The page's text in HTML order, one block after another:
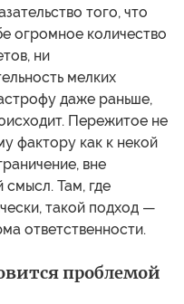
того, что
огромное количество
ни
мелких
даже раньше,
Пережитое не
фактору как к некой
вне
смысл. Там, где
такой подход —
ответственности.
проблемой